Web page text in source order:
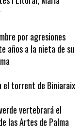
cesar a la directora
i Litoral, Maria
por agresiones
años a la nieta de su
torrent de Biniaraix
vertebrará el